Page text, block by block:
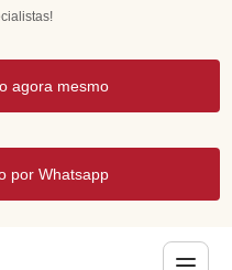
agora mesmo
por Whatsapp